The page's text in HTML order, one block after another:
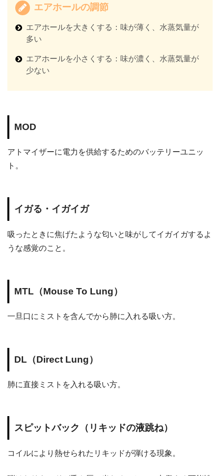
エアホールの調節
エアホールを大きくする：味が薄く、水蒸気量が
多い
エアホールを小さくする：味が濃く、水蒸気量が
少ない
MOD
アトマイザーに電力を供給するためのバッテリーユニッ
ト。
イガる・イガイガ
吸ったときに焦げたような匂いと味がしてイガイガするよ
うな感覚のこと。
MTL（Mouse To Lung）
一旦口にミストを含んでから肺に入れる吸い方。
DL（Direct Lung）
肺に直接ミストを入れる吸い方。
スピットバック（リキッドの液跳ね）
コイルにより熱せられたリキッドが弾ける現象。